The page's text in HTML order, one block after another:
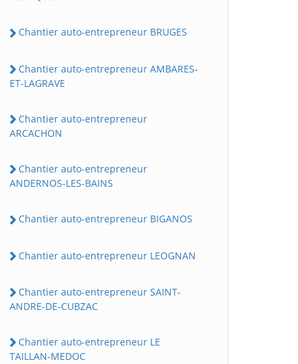
Chantier auto-entrepreneur BRUGES
Chantier auto-entrepreneur AMBARES-
ET-LAGRAVE
Chantier auto-entrepreneur
ARCACHON
Chantier auto-entrepreneur
ANDERNOS-LES-BAINS
Chantier auto-entrepreneur BIGANOS
Chantier auto-entrepreneur LEOGNAN
Chantier auto-entrepreneur SAINT-
ANDRE-DE-CUBZAC
Chantier auto-entrepreneur LE
TAILLAN-MEDOC